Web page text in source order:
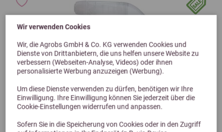
Wir verwenden Cookies
Wir, die Agrobs GmbH & Co. KG verwenden Cookies und
Dienste von Drittanbietern, die uns helfen unsere Website zu
verbessern (Webseiten-Analyse, Videos) oder ihnen
personalisierte Werbung anzuzeigen (Werbung).
Um diese Dienste verwenden zu dürfen, benötigen wir Ihre
Einwilligung. Ihre Einwilligung können Sie jederzeit über die
Cookie-Einstellungen widerrufen und anpassen.
Sofern Sie in die Speicherung von Cookies oder in den Zugriff